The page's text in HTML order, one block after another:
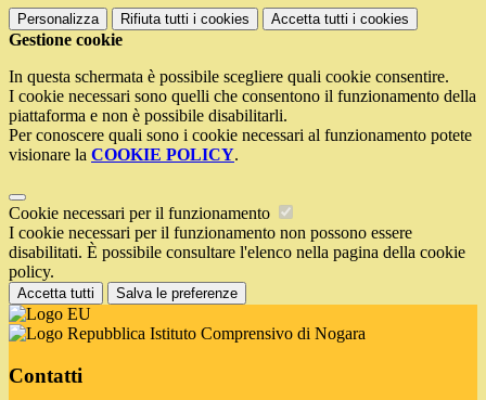
Personalizza Rifiuta tutti i cookies Accetta tutti i cookies
Gestione cookie
In questa schermata è possibile scegliere quali cookie consentire.
I cookie necessari sono quelli che consentono il funzionamento della
piattaforma e non è possibile disabilitarli.
Per conoscere quali sono i cookie necessari al funzionamento potete
visionare la COOKIE POLICY.
Cookie necessari per il funzionamento
I cookie necessari per il funzionamento non possono essere
disabilitati. È possibile consultare l'elenco nella pagina della cookie
policy.
Accetta tutti Salva le preferenze
Istituto Comprensivo di Nogara
Contatti